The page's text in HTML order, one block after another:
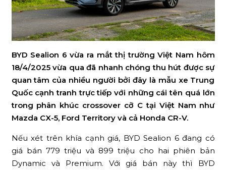
BYD Sealion 6 vừa ra mắt thị trường Việt Nam hôm
18/4/2025 vừa qua đã nhanh chóng thu hút được sự
quan tâm của nhiều người bởi đây là mẫu xe Trung
Quốc cạnh tranh trực tiếp với những cái tên quá lớn
trong phân khúc crossover cỡ C tại Việt Nam như
Mazda CX-5, Ford Territory và cả Honda CR-V.
Nếu xét trên khía cạnh giá, BYD Sealion 6 đang có
giá bán 779 triệu và 899 triệu cho hai phiên bản
Dynamic và Premium. Với giá bán này thì BYD